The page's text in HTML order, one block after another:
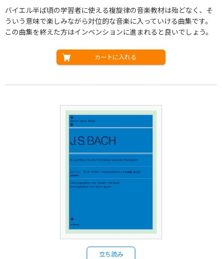
バイエル半ば頃の学習者に使える複旋律の音楽教材は殆どなく、そ
ういう意味で楽しみながら対位的な音楽に入っていける曲集です。
この曲集を終えた方はインベンションに進まれると良いでしょう。
カートに入れる
立ち読み